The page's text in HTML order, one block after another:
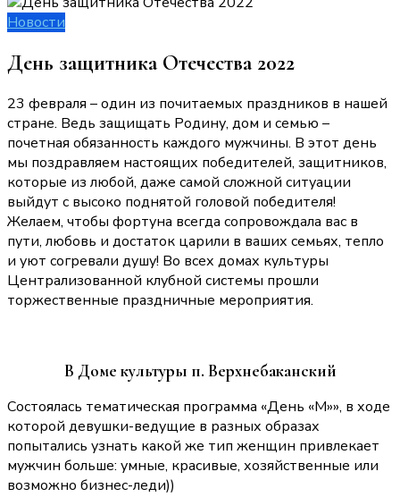
Новости
День защитника Отечества 2022
23 февраля – один из почитаемых праздников в нашей
стране. Ведь защищать Родину, дом и семью –
почетная обязанность каждого мужчины. В этот день
мы поздравляем настоящих победителей, защитников,
которые из любой, даже самой сложной ситуации
выйдут с высоко поднятой головой победителя!
Желаем, чтобы фортуна всегда сопровождала вас в
пути, любовь и достаток царили в ваших семьях, тепло
и уют согревали душу! Во всех домах культуры
Централизованной клубной системы прошли
торжественные праздничные мероприятия.
В Доме культуры п. Верхнебаканский
Состоялась тематическая программа «День «М»», в ходе
которой девушки-ведущие в разных образах
попытались узнать какой же тип женщин привлекает
мужчин больше: умные, красивые, хозяйственные или
возможно бизнес-леди))